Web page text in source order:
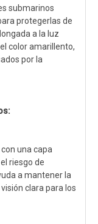
submarinos
protegerlas de
a la luz
color amarillento,
​​por la
una capa
riesgo de
a mantener la
clara para los